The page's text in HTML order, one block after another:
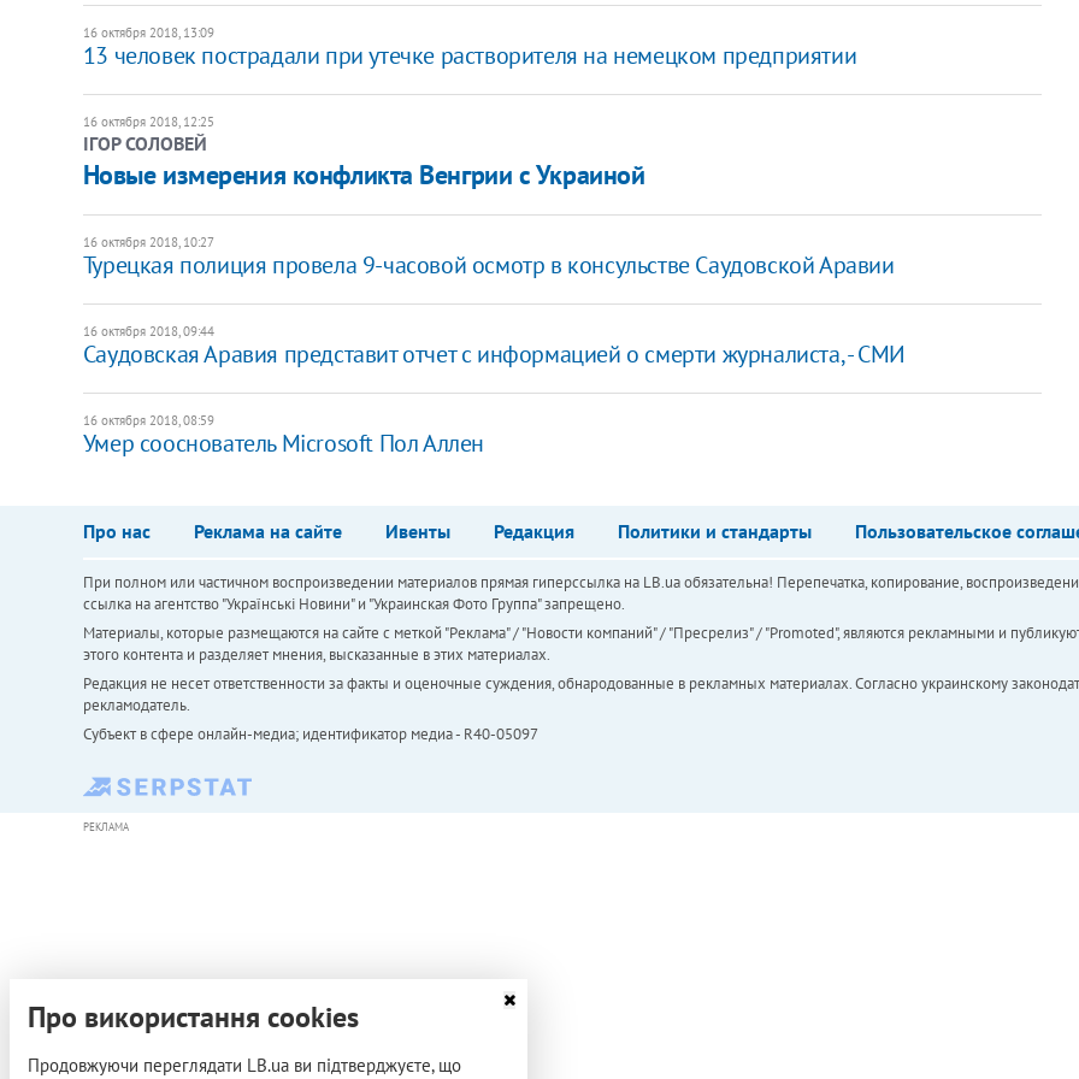
16 октября 2018, 13:09
13 человек пострадали при утечке растворителя на немецком предприятии
16 октября 2018, 12:25
ІГОР СОЛОВЕЙ
Новые измерения конфликта Венгрии с Украиной
16 октября 2018, 10:27
Турецкая полиция провела 9-часовой осмотр в консульстве Саудовской Аравии
16 октября 2018, 09:44
Саудовская Аравия представит отчет с информацией о смерти журналиста, - СМИ
16 октября 2018, 08:59
Умер сооснователь Microsoft Пол Аллен
Про нас Реклама на сайте Ивенты Редакция Политики и стандарты Пользовательское
При полном или частичном воспроизведении материалов прямая гиперссылка на LB.ua обязательна! Перепечатка, копирование,
ссылка на агентство "Українськi Новини" и "Украинская Фото Группа" запрещено.
Материалы, которые размещаются на сайте с меткой "Реклама" / "Новости компаний" / "Пресрелиз" / "Promoted", являются рекламными и
этого контента и разделяет мнения, высказанные в этих материалах.
Редакция не несет ответственности за факты и оценочные суждения, обнародованные в рекламных материалах. Согласно украинскому
рекламодатель.
Субъект в сфере онлайн-медиа; идентификатор медиа - R40-05097
РЕКЛАМА
Про використання cookies
Продовжуючи переглядати LB.ua ви підтверджуєте, що